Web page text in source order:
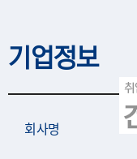
기업정보
회사명